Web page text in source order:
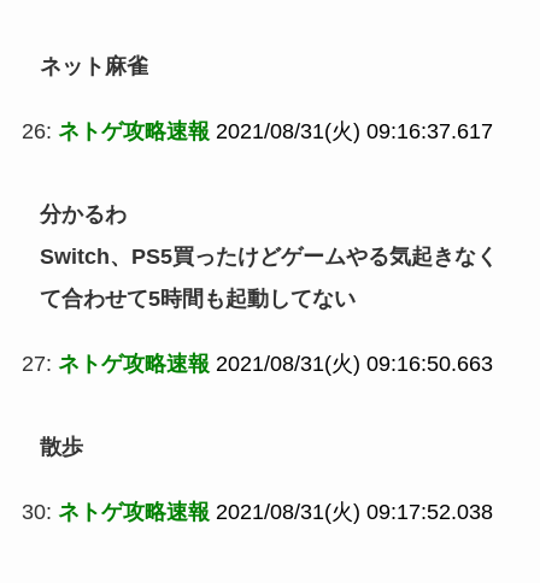
ネット麻雀
26: ネトゲ攻略速報 2021/08/31(火) 09:16:37.617
分かるわ
Switch、PS5買ったけどゲームやる気起きなく
て合わせて5時間も起動してない
27: ネトゲ攻略速報 2021/08/31(火) 09:16:50.663
散歩
30: ネトゲ攻略速報 2021/08/31(火) 09:17:52.038